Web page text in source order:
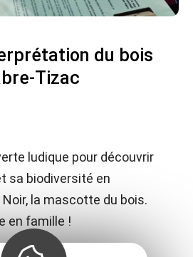
du bois
Tizac
ludique pour découvrir
sa biodiversité en
la mascotte du bois.
en famille !